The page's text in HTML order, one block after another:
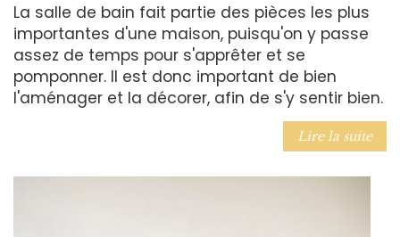
La salle de bain fait partie des pièces les plus
importantes d'une maison, puisqu'on y passe
assez de temps pour s'apprêter et se
pomponner. Il est donc important de bien
l'aménager et la décorer, afin de s'y sentir bien.
Lire la suite